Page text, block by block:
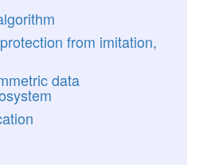
from imitation,
data